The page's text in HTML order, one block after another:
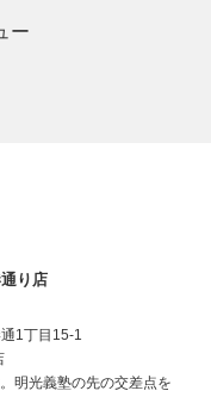
ー
り店
1丁目15-1
明光義塾の先の交差点を